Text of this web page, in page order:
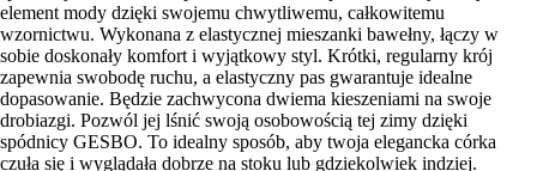
element mody dzięki swojemu chwytliwemu, całkowitemu
wzornictwu. Wykonana z elastycznej mieszanki bawełny, łączy w
sobie doskonały komfort i wyjątkowy styl. Krótki, regularny krój
zapewnia swobodę ruchu, a elastyczny pas gwarantuje idealne
dopasowanie. Będzie zachwycona dwiema kieszeniami na swoje
drobiazgi. Pozwól jej lśnić swoją osobowością tej zimy dzięki
spódnicy GESBO. To idealny sposób, aby twoja elegancka córka
czuła się i wyglądała dobrze na stoku lub gdziekolwiek indziej.